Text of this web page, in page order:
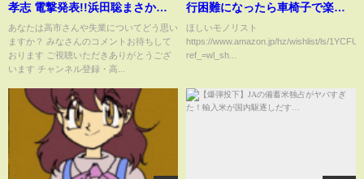
孝志 電撃発表!!浜田聡まさかの
事態に鳥肌が止まらない⋯【高
市早苗/自民党/小泉進次郎】
あなたは高市さんや失業についてどう思い
ますか？ みなさんのコメントお待ちして
おります ご視聴いただきありがとうござ
います チャンネル登録・高...
行困難になったら車椅子で楽し
いとこ連れて行く約束したのを
俺は覚えてるゾ！
ほしいモノリスト
https://www.amazon.jp/hz/wishlist/ls/
ref_=wl_sh...